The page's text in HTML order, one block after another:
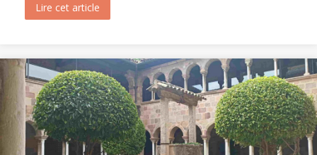
Lire cet article